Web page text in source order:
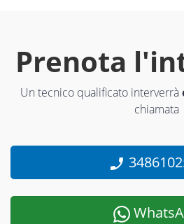
Prenota
Un tecnico qualificato interverrà
chiamata